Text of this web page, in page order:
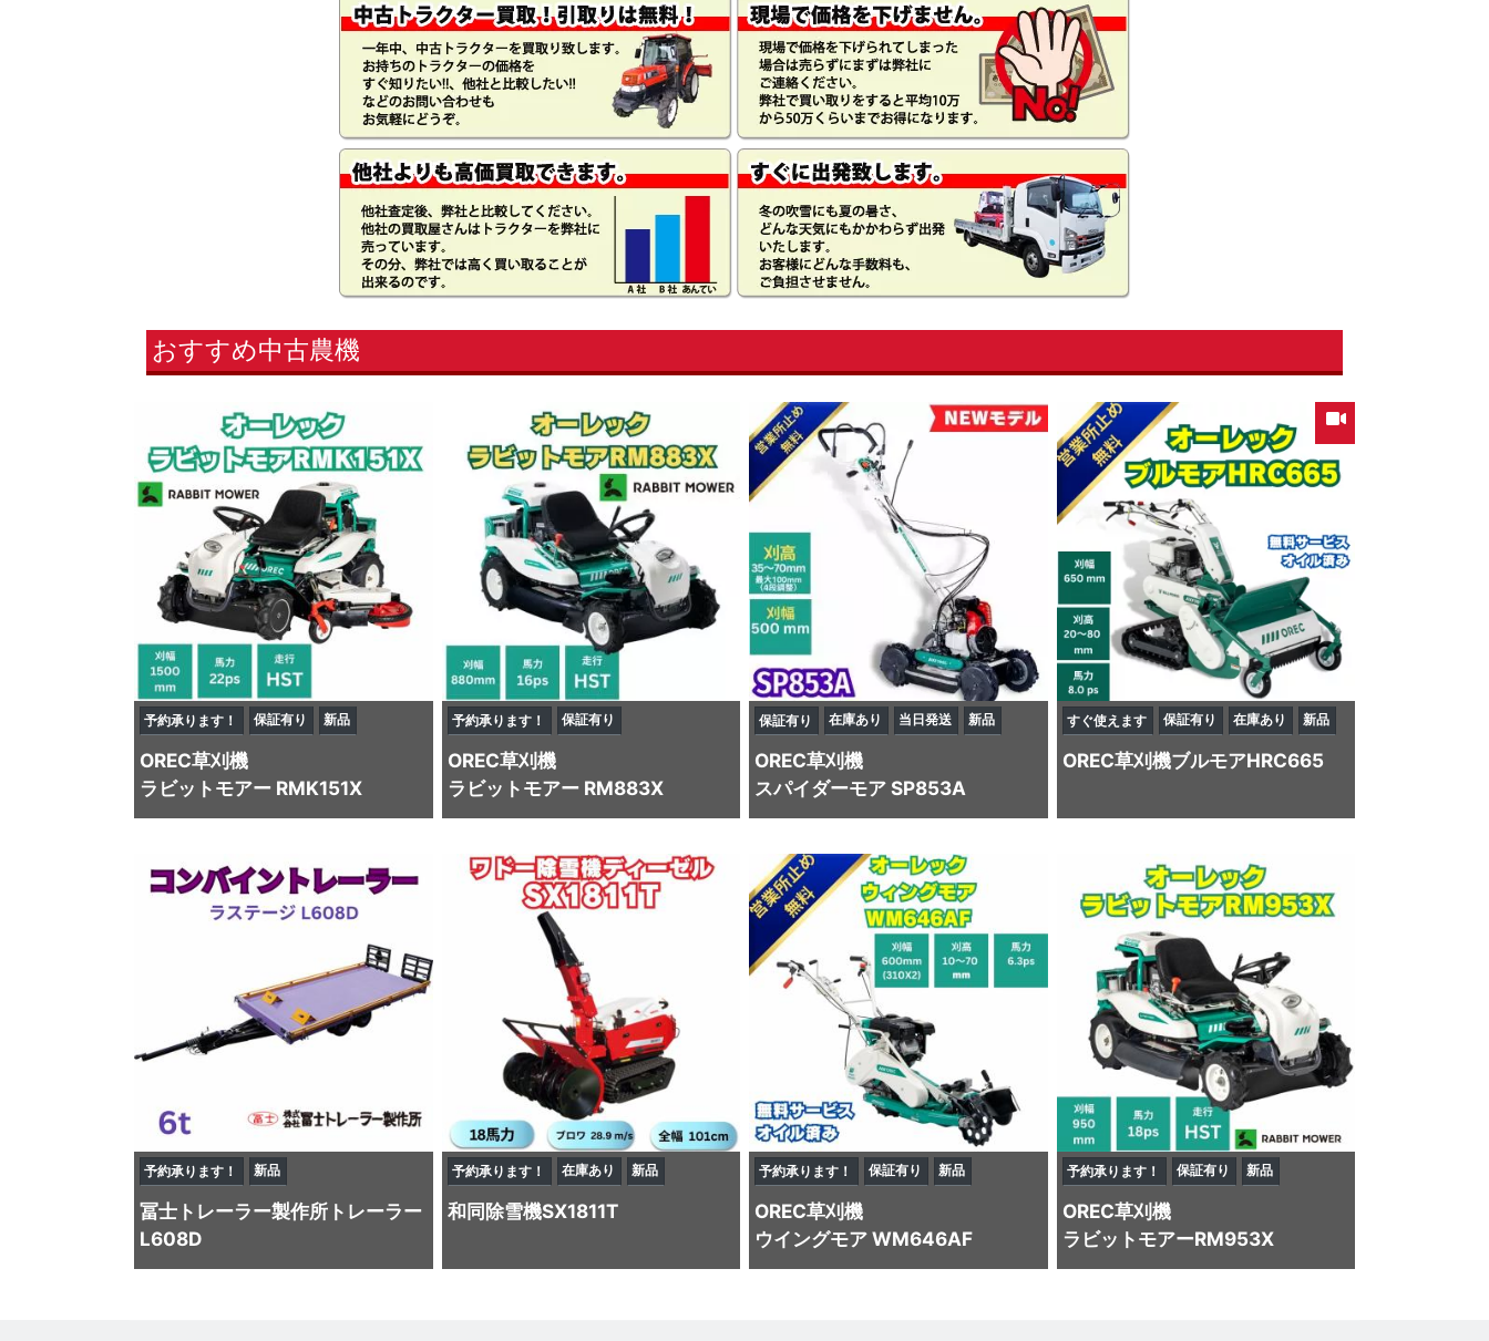
おすすめ中古農機
予約承ります！ 保証有り 新品
OREC草刈機
ラビットモアー RMK151X
予約承ります！ 保証有り
OREC草刈機
ラビットモアー RM883X
保証有り 在庫あり 当日発送 新品
OREC草刈機
スパイダーモア SP853A
すぐ使えます 保証有り 在庫あり 新品
OREC草刈機ブルモアHRC665
予約承ります！ 新品
冨士トレーラー製作所 トレーラー
L608D
予約承ります！ 在庫あり 新品
和同除雪機SX1811T
予約承ります！ 保証有り 新品
OREC草刈機
ウイングモア WM646AF
予約承ります！ 保証有り 新品
OREC草刈機
ラビットモアーRM953X